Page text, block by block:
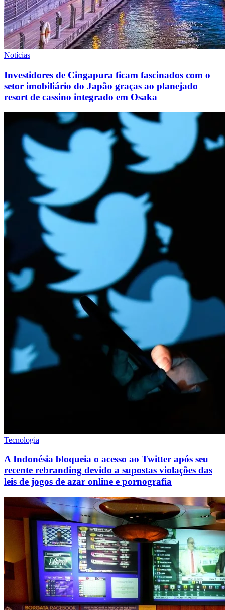
Notícias
Investidores de Cingapura ficam fascinados com o
setor imobiliário do Japão graças ao planejado
resort de cassino integrado em Osaka
Tecnologia
A Indonésia bloqueia o acesso ao Twitter após seu
recente rebranding devido a supostas violações das
leis de jogos de azar online e pornografia